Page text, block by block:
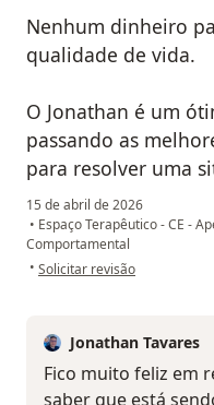
Nenhum dinheiro
qualidade de vida.
O Jonathan é um
passando as
para resolver uma
15 de abril de 2026
• Espaço Terapêutico - CE -
Comportamental
• na opinião do utilizador
Solicitar revisão
Jonathan Tavares
Fico muito feliz em
saber que está